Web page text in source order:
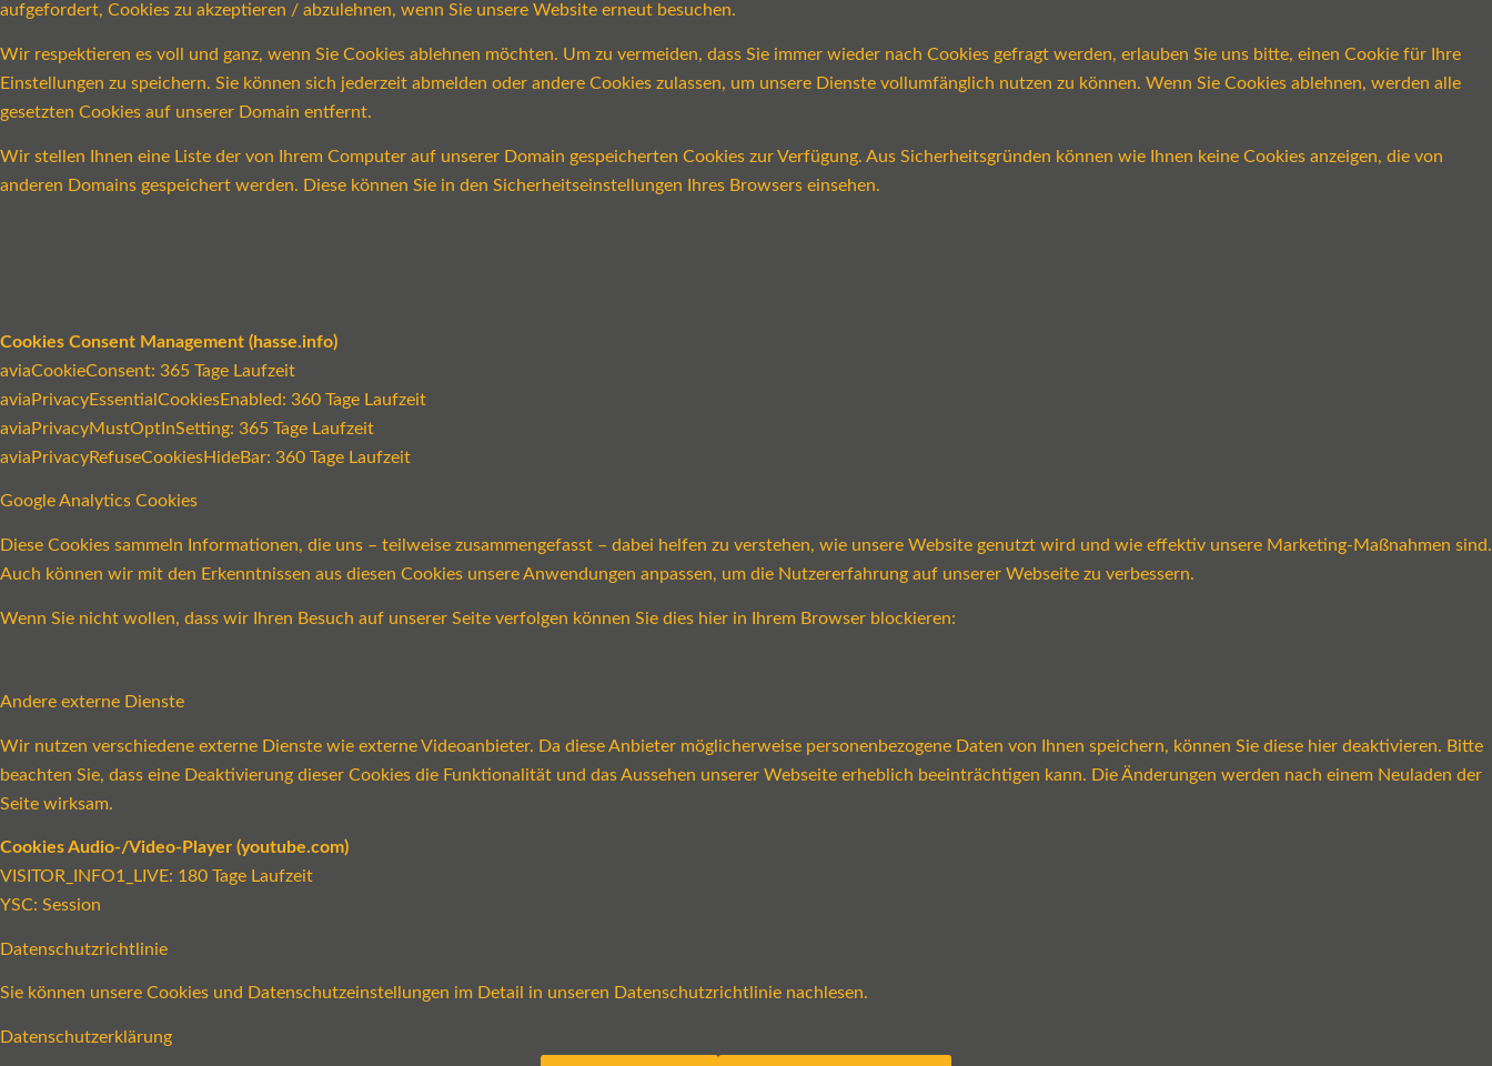
aufgefordert, Cookies zu akzeptieren / abzulehnen, wenn Sie unsere Website erneut besuchen.
Wir respektieren es voll und ganz, wenn Sie Cookies ablehnen möchten. Um zu vermeiden, dass Sie immer wieder nach Cookies gefragt werden, erlauben Sie uns bitte, einen Cookie für Ihre
Einstellungen zu speichern. Sie können sich jederzeit abmelden oder andere Cookies zulassen, um unsere Dienste vollumfänglich nutzen zu können. Wenn Sie Cookies ablehnen, werden alle
gesetzten Cookies auf unserer Domain entfernt.
Wir stellen Ihnen eine Liste der von Ihrem Computer auf unserer Domain gespeicherten Cookies zur Verfügung. Aus Sicherheitsgründen können wie Ihnen keine Cookies anzeigen, die von
anderen Domains gespeichert werden. Diese können Sie in den Sicherheitseinstellungen Ihres Browsers einsehen.
Cookies Consent Management (hasse.info)
aviaCookieConsent: 365 Tage Laufzeit
aviaPrivacyEssentialCookiesEnabled: 360 Tage Laufzeit
aviaPrivacyMustOptInSetting: 365 Tage Laufzeit
aviaPrivacyRefuseCookiesHideBar: 360 Tage Laufzeit
Google Analytics Cookies
Diese Cookies sammeln Informationen, die uns – teilweise zusammengefasst – dabei helfen zu verstehen, wie unsere Website genutzt wird und wie effektiv unsere Marketing-Maßnahmen sind.
Auch können wir mit den Erkenntnissen aus diesen Cookies unsere Anwendungen anpassen, um die Nutzererfahrung auf unserer Webseite zu verbessern.
Wenn Sie nicht wollen, dass wir Ihren Besuch auf unserer Seite verfolgen können Sie dies hier in Ihrem Browser blockieren:
Andere externe Dienste
Wir nutzen verschiedene externe Dienste wie externe Videoanbieter. Da diese Anbieter möglicherweise personenbezogene Daten von Ihnen speichern, können Sie diese hier deaktivieren. Bitte
beachten Sie, dass eine Deaktivierung dieser Cookies die Funktionalität und das Aussehen unserer Webseite erheblich beeinträchtigen kann. Die Änderungen werden nach einem Neuladen der
Seite wirksam.
Cookies Audio-/Video-Player (youtube.com)
VISITOR_INFO1_LIVE: 180 Tage Laufzeit
YSC: Session
Datenschutzrichtlinie
Sie können unsere Cookies und Datenschutzeinstellungen im Detail in unseren Datenschutzrichtlinie nachlesen.
Datenschutzerklärung